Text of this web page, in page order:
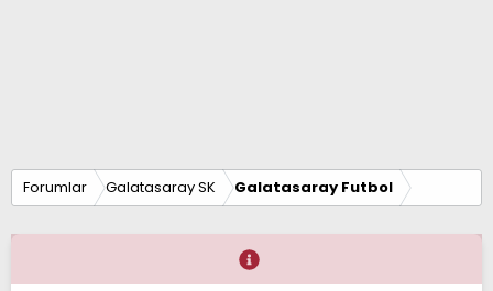
Forumlar Galatasaray SK Galatasaray Futbol